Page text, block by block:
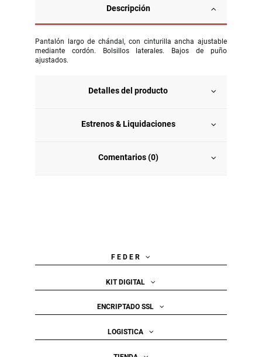
Descripción
Pantalón largo de chándal, con cinturilla ancha ajustable
mediante cordón. Bolsillos laterales. Bajos de puño
ajustados.
Detalles del producto
Estrenos & Liquidaciones
Comentarios (0)
F E D E R
KIT DIGITAL
ENCRIPTADO SSL
LOGISTICA